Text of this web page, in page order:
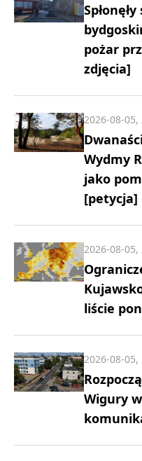
pożar
zdjęcia]
Wydmy
jako
[petycja]
2026-08-05,
liście
2026-08-05,
Wigury
2026-08-05,